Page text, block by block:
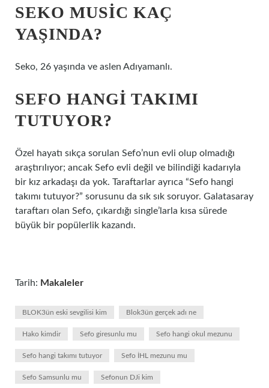
SEKO MUSIC KAÇ
YAŞINDA?
Seko, 26 yaşında ve aslen Adıyamanlı.
SEFO HANGI TAKIMI
TUTUYOR?
Özel hayatı sıkça sorulan Sefo’nun evli olup olmadığı
araştırılıyor; ancak Sefo evli değil ve bilindiği kadarıyla
bir kız arkadaşı da yok. Taraftarlar ayrıca “Sefo hangi
takımı tutuyor?” sorusunu da sık sık soruyor. Galatasaray
taraftarı olan Sefo, çıkardığı single’larla kısa sürede
büyük bir popülerlik kazandı.
Tarih: Makaleler
BLOK3ün eski sevgilisi kim Blok3ün gerçek adı ne
Hako kimdir Sefo giresunlu mu Sefo hangi okul mezunu
Sefo hangi takımı tutuyor Sefo İHL mezunu mu
Sefo Samsunlu mu Sefonun DJi kim